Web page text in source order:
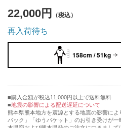
22,000円
再入荷待ち
158cm / 51kg
購入金額が税込11,000円以上で送料無料
地震の影響による配送遅延について
熊本県熊本地方を震源とする地震の影響に
パック」「ゆうパケット」のお引き受けが